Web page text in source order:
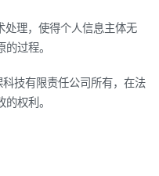
处理，使得个人信息主体无
过程。
科技有限责任公司所有，在法
权利。